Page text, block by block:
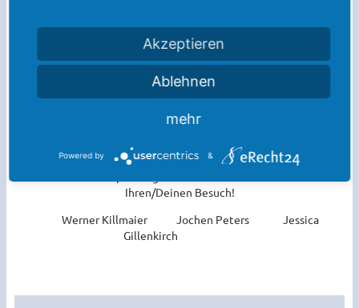
basteln mit jüngeren
Geschwisterkindern unter Aufsicht einer Lehrkraft.
Leckeres Speisenangebot im Bistro,
Ihren/Deinen Besuch!
Werner Killmaier Jochen Peters Jessica
Gillenkirch
Akzeptieren
Ablehnen
mehr
Powered by &